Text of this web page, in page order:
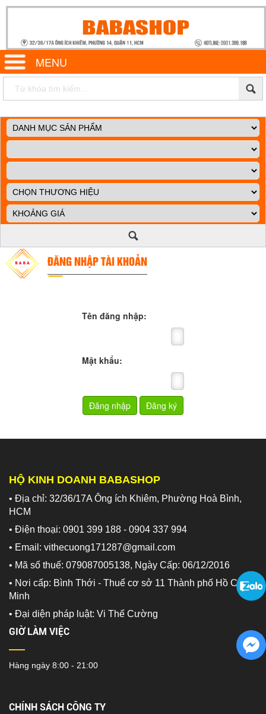
MENU
ĐĂNG NHẬP TÀI KHOẢN
Tên đăng nhập:
Mật khẩu:
HỘ KINH DOANH BABASHOP
• Địa chỉ: 32/36/17A Ông ích Khiêm, Phường Hoà Bình,
HCM
• Điện thoại: 0901 399 188 - 0904 337 994
• Email: vithecuong171287@gmail.com
• Mã số thuế: 079087005138, Ngày Cấp: 06/12/2016
• Nơi cấp: Bình Thới - Thuế cơ sở 11 Thành phố Hồ Chí
Minh
• Đại diện pháp luật: Vi Thế Cường
GIỜ LÀM VIỆC
Hàng ngày 8:00 - 21:00
CHÍNH SÁCH CÔNG TY